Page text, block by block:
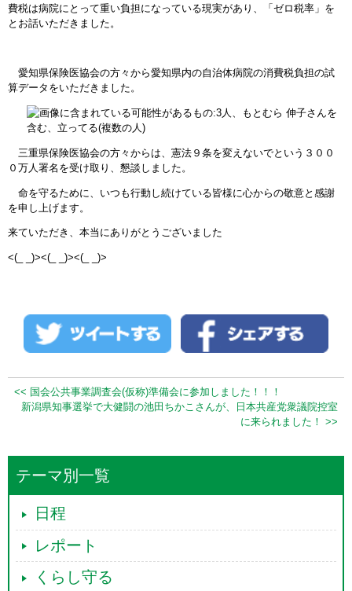
費税は病院にとって重い負担になっている現実があり、「ゼロ税率」を
とお話いただきました。
愛知県保険医協会の方々から愛知県内の自治体病院の消費税負担の試
算データをいただきました。
三重県保険医協会の方々からは、憲法９条を変えないでという３００
０万人署名を受け取り、懇談しました。
命を守るために、いつも行動し続けている皆様に心からの敬意と感謝
を申し上げます。
来ていただき、本当にありがとうございました
<(_ _)><(_ _)><(_ _)>
<< 国会公共事業調査会(仮称)準備会に参加しました！！！
新潟県知事選挙で大健闘の池田ちかこさんが、日本共産党衆議院控室
に来られました！ >>
テーマ別一覧
日程
レポート
くらし守る